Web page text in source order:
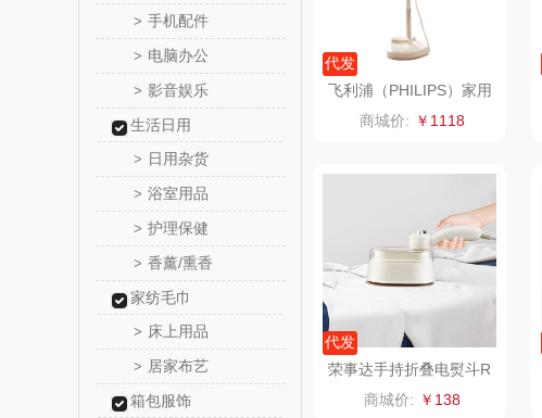
> 手机配件
> 电脑办公
> 影音娱乐
生活日用
> 日用杂货
> 浴室用品
> 护理保健
> 香薰/熏香
家纺毛巾
> 床上用品
> 居家布艺
箱包服饰
立白（包销款）
润心
爱润丝婷
保卫蛋蛋
代发
飞利浦（PHILIPS）家用
蒸汽挂烫机STE5050/10
商城价: ￥1118
代发
荣事达手持折叠电熨斗R
S-YD1061
商城价: ￥138